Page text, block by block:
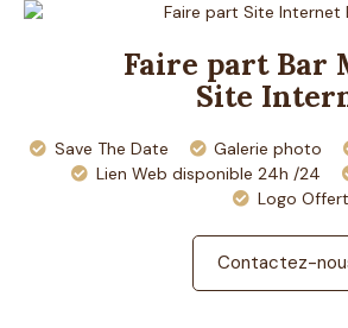
Faire part Bar
Site
Save The Date Galerie photo
Lien Web disponible 24h /24
Logo Offert
Contactez-